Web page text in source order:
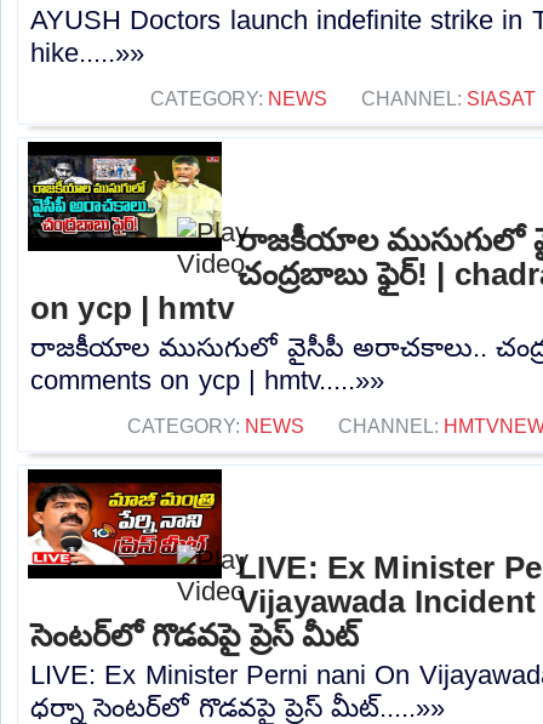
AYUSH Doctors launch indefinite strike in
hike.....»»
CATEGORY: NEWS CHANNEL: SIASAT
రాజకీయాల ముసుగులో
చంద్రబాబు ఫైర్! |
on ycp | hmtv
రాజకీయాల ముసుగులో వైసీపీ అరాచకాలు..
comments on ycp | hmtv.....»»
CATEGORY: NEWS CHANNEL:
LIVE: Ex Minister
Vijayawada
సెంటర్‌లో గొడవపై ప్రెస్‌ మీట్‌
LIVE: Ex Minister Perni nani On
ధర్నా సెంటర్‌లో గొడవపై ప్రెస్‌ మీట్‌.....»»